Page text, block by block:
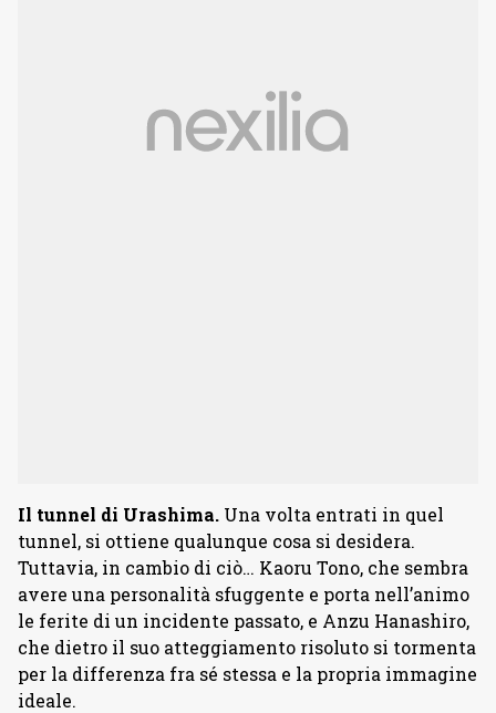
Il tunnel di Urashima. Una volta entrati in quel
tunnel, si ottiene qualunque cosa si desidera.
Tuttavia, in cambio di ciò… Kaoru Tono, che sembra
avere una personalità sfuggente e porta nell’animo
le ferite di un incidente passato, e Anzu Hanashiro,
che dietro il suo atteggiamento risoluto si tormenta
per la differenza fra sé stessa e la propria immagine
ideale.